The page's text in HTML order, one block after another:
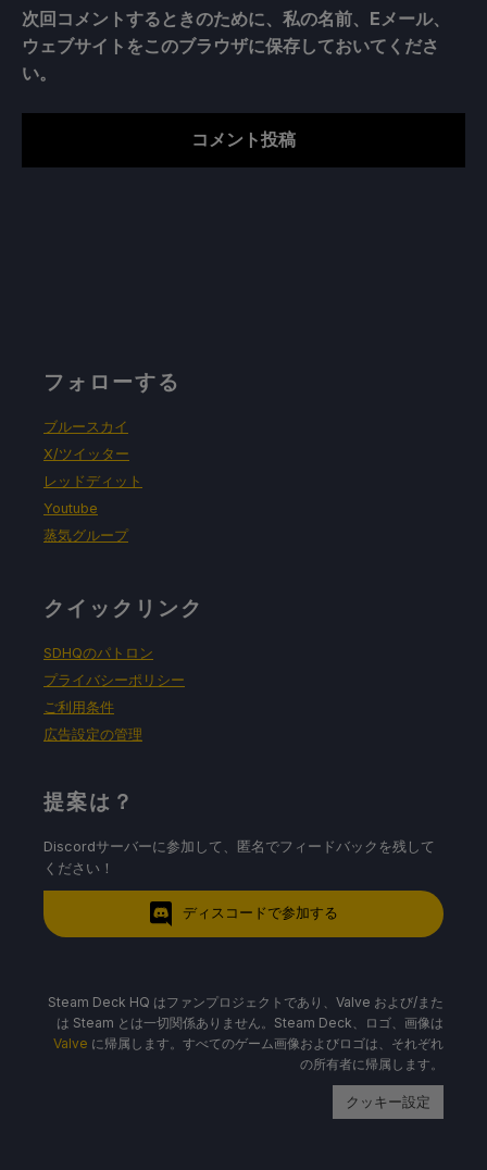
次回コメントするときのために、私の名前、Eメール、
ウェブサイトをこのブラウザに保存しておいてくださ
い。
フォローする
ブルースカイ
X/ツイッター
レッドディット
Youtube
蒸気グループ
クイックリンク
SDHQのパトロン
プライバシーポリシー
ご利用条件
広告設定の管理
提案は？
Discordサーバーに参加して、匿名でフィードバックを残して
ください！
ディスコードで参加する
Steam Deck HQ はファンプロジェクトであり、Valve および/また
は Steam とは一切関係ありません。Steam Deck、ロゴ、画像は
Valve に帰属します。すべてのゲーム画像およびロゴは、それぞれ
の所有者に帰属します。
クッキー設定